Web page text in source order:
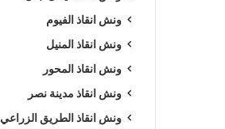
ونش انقاذ الفيوم
ونش انقاذ المنيل
ونش انقاذ المحور
ونش انقاذ مدينة نصر
ونش انقاذ الطريق الزراعي